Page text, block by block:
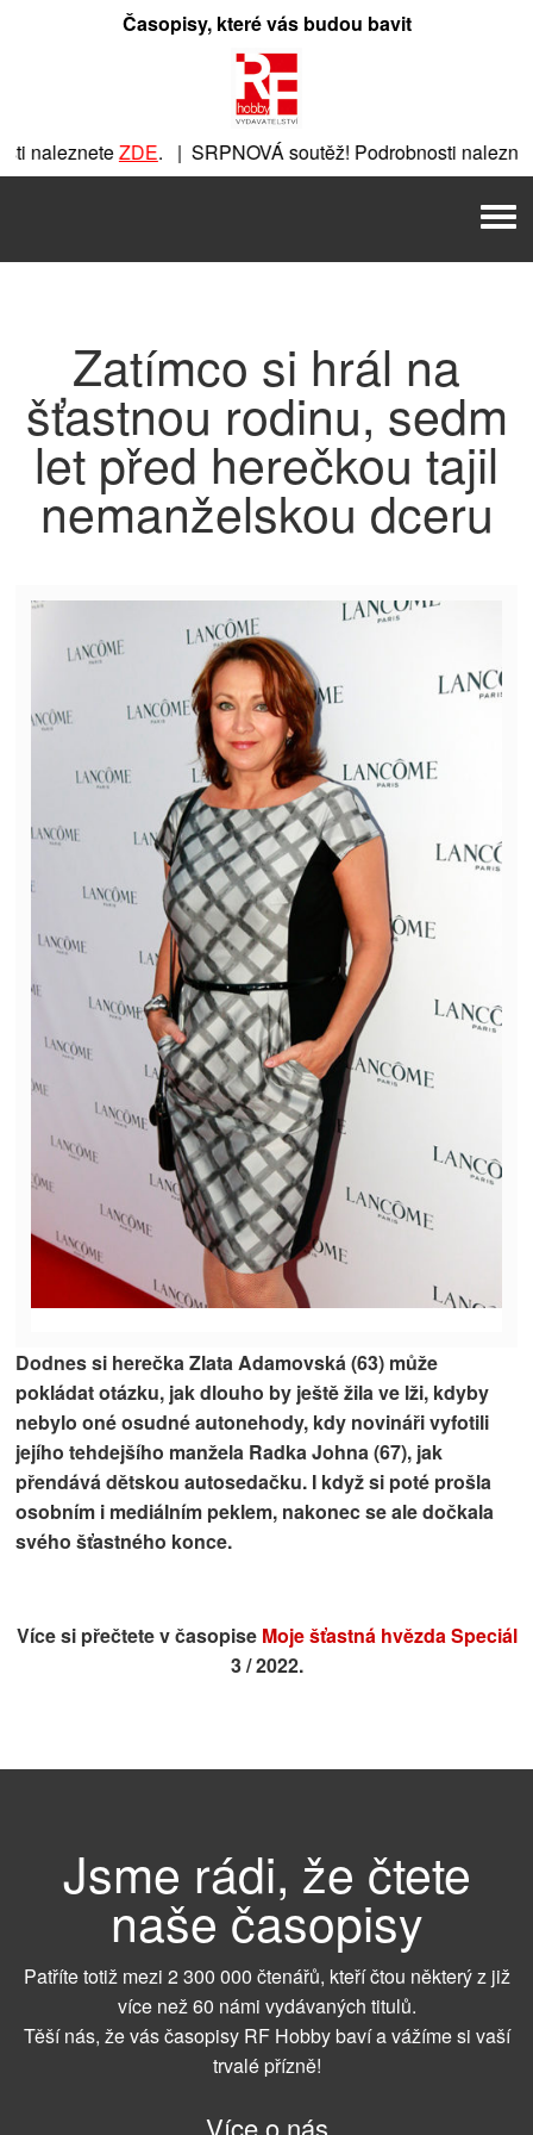
Časopisy, které vás budou bavit
nalezneteZDE. | SRPNOVÁ soutěž! Podrobnosti
. |
Zatímco si hrál na
šťastnou rodinu, sedm
let před herečkou tajil
nemanželskou dceru
Dodnes si herečka Zlata Adamovská (63) může
pokládat otázku, jak dlouho by ještě žila ve lži, kdyby
nebylo oné osudné autonehody, kdy novináři vyfotili
jejího tehdejšího manžela Radka Johna (67), jak
přendává dětskou autosedačku. I když si poté prošla
osobním i mediálním peklem, nakonec se ale dočkala
svého šťastného konce.
Více si přečtete v časopise Moje šťastná hvězda Speciál
3 / 2022.
Jsme rádi, že čtete
naše časopisy
Patříte totiž mezi 2 300 000 čtenářů, kteří čtou některý z již
více než 60 námi vydávaných titulů.
Těší nás, že vás časopisy RF Hobby baví a vážíme si vaší
trvalé přízně!